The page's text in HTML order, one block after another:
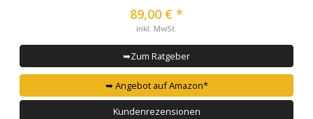
89,00 € *
inkl. MwSt.
➥Zum Ratgeber
➥ Angebot auf Amazon*
Kundenrezensionen